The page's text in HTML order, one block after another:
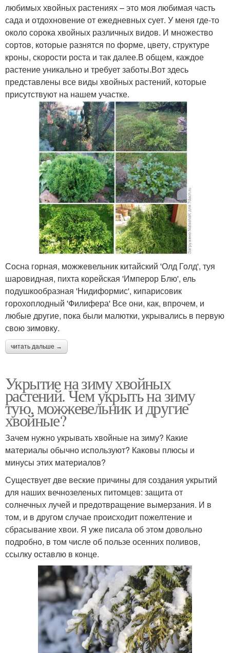
любимых хвойных растениях – это моя любимая часть
сада и отдохновение от ежедневных сует. У меня где-то
около сорока хвойных различных видов. И множество
сортов, которые разнятся по форме, цвету, структуре
кроны, скорости роста и так далее.В общем, каждое
растение уникально и требует заботы.Вот здесь
представлены все виды хвойных растений, которые
присутствуют на нашем участке.
Сосна горная, можжевельник китайский 'Олд Голд', туя
шаровидная, пихта корейская 'Имперор Блю', ель
подушкообразная 'Нидиформис', кипарисовик
горохоплодный 'Филифера' Все они, как, впрочем, и
любые другие, пока были малютки, укрывались в первую
свою зимовку.
читать дальше →
Укрытие на зиму хвойных
растений. Чем укрыть на зиму
тую, можжевельник и другие
хвойные?
Зачем нужно укрывать хвойные на зиму? Какие
материалы обычно используют? Каковы плюсы и
минусы этих материалов?
Существует две веские причины для создания укрытий
для наших вечнозеленых питомцев: защита от
солнечных лучей и предотвращение вымерзания. И в
том, и в другом случае происходит пожелтение и
сбрасывание хвои. Я уже писала об этом довольно
подробно, в том числе об пользе осенних поливов,
ссылку оставлю в конце.